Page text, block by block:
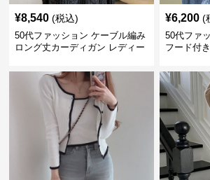
¥8,540 (税込)
50代ファッション ケーブル編み
ロング丈カーディガン レディー
¥6,200 (
50代ファ
フード付